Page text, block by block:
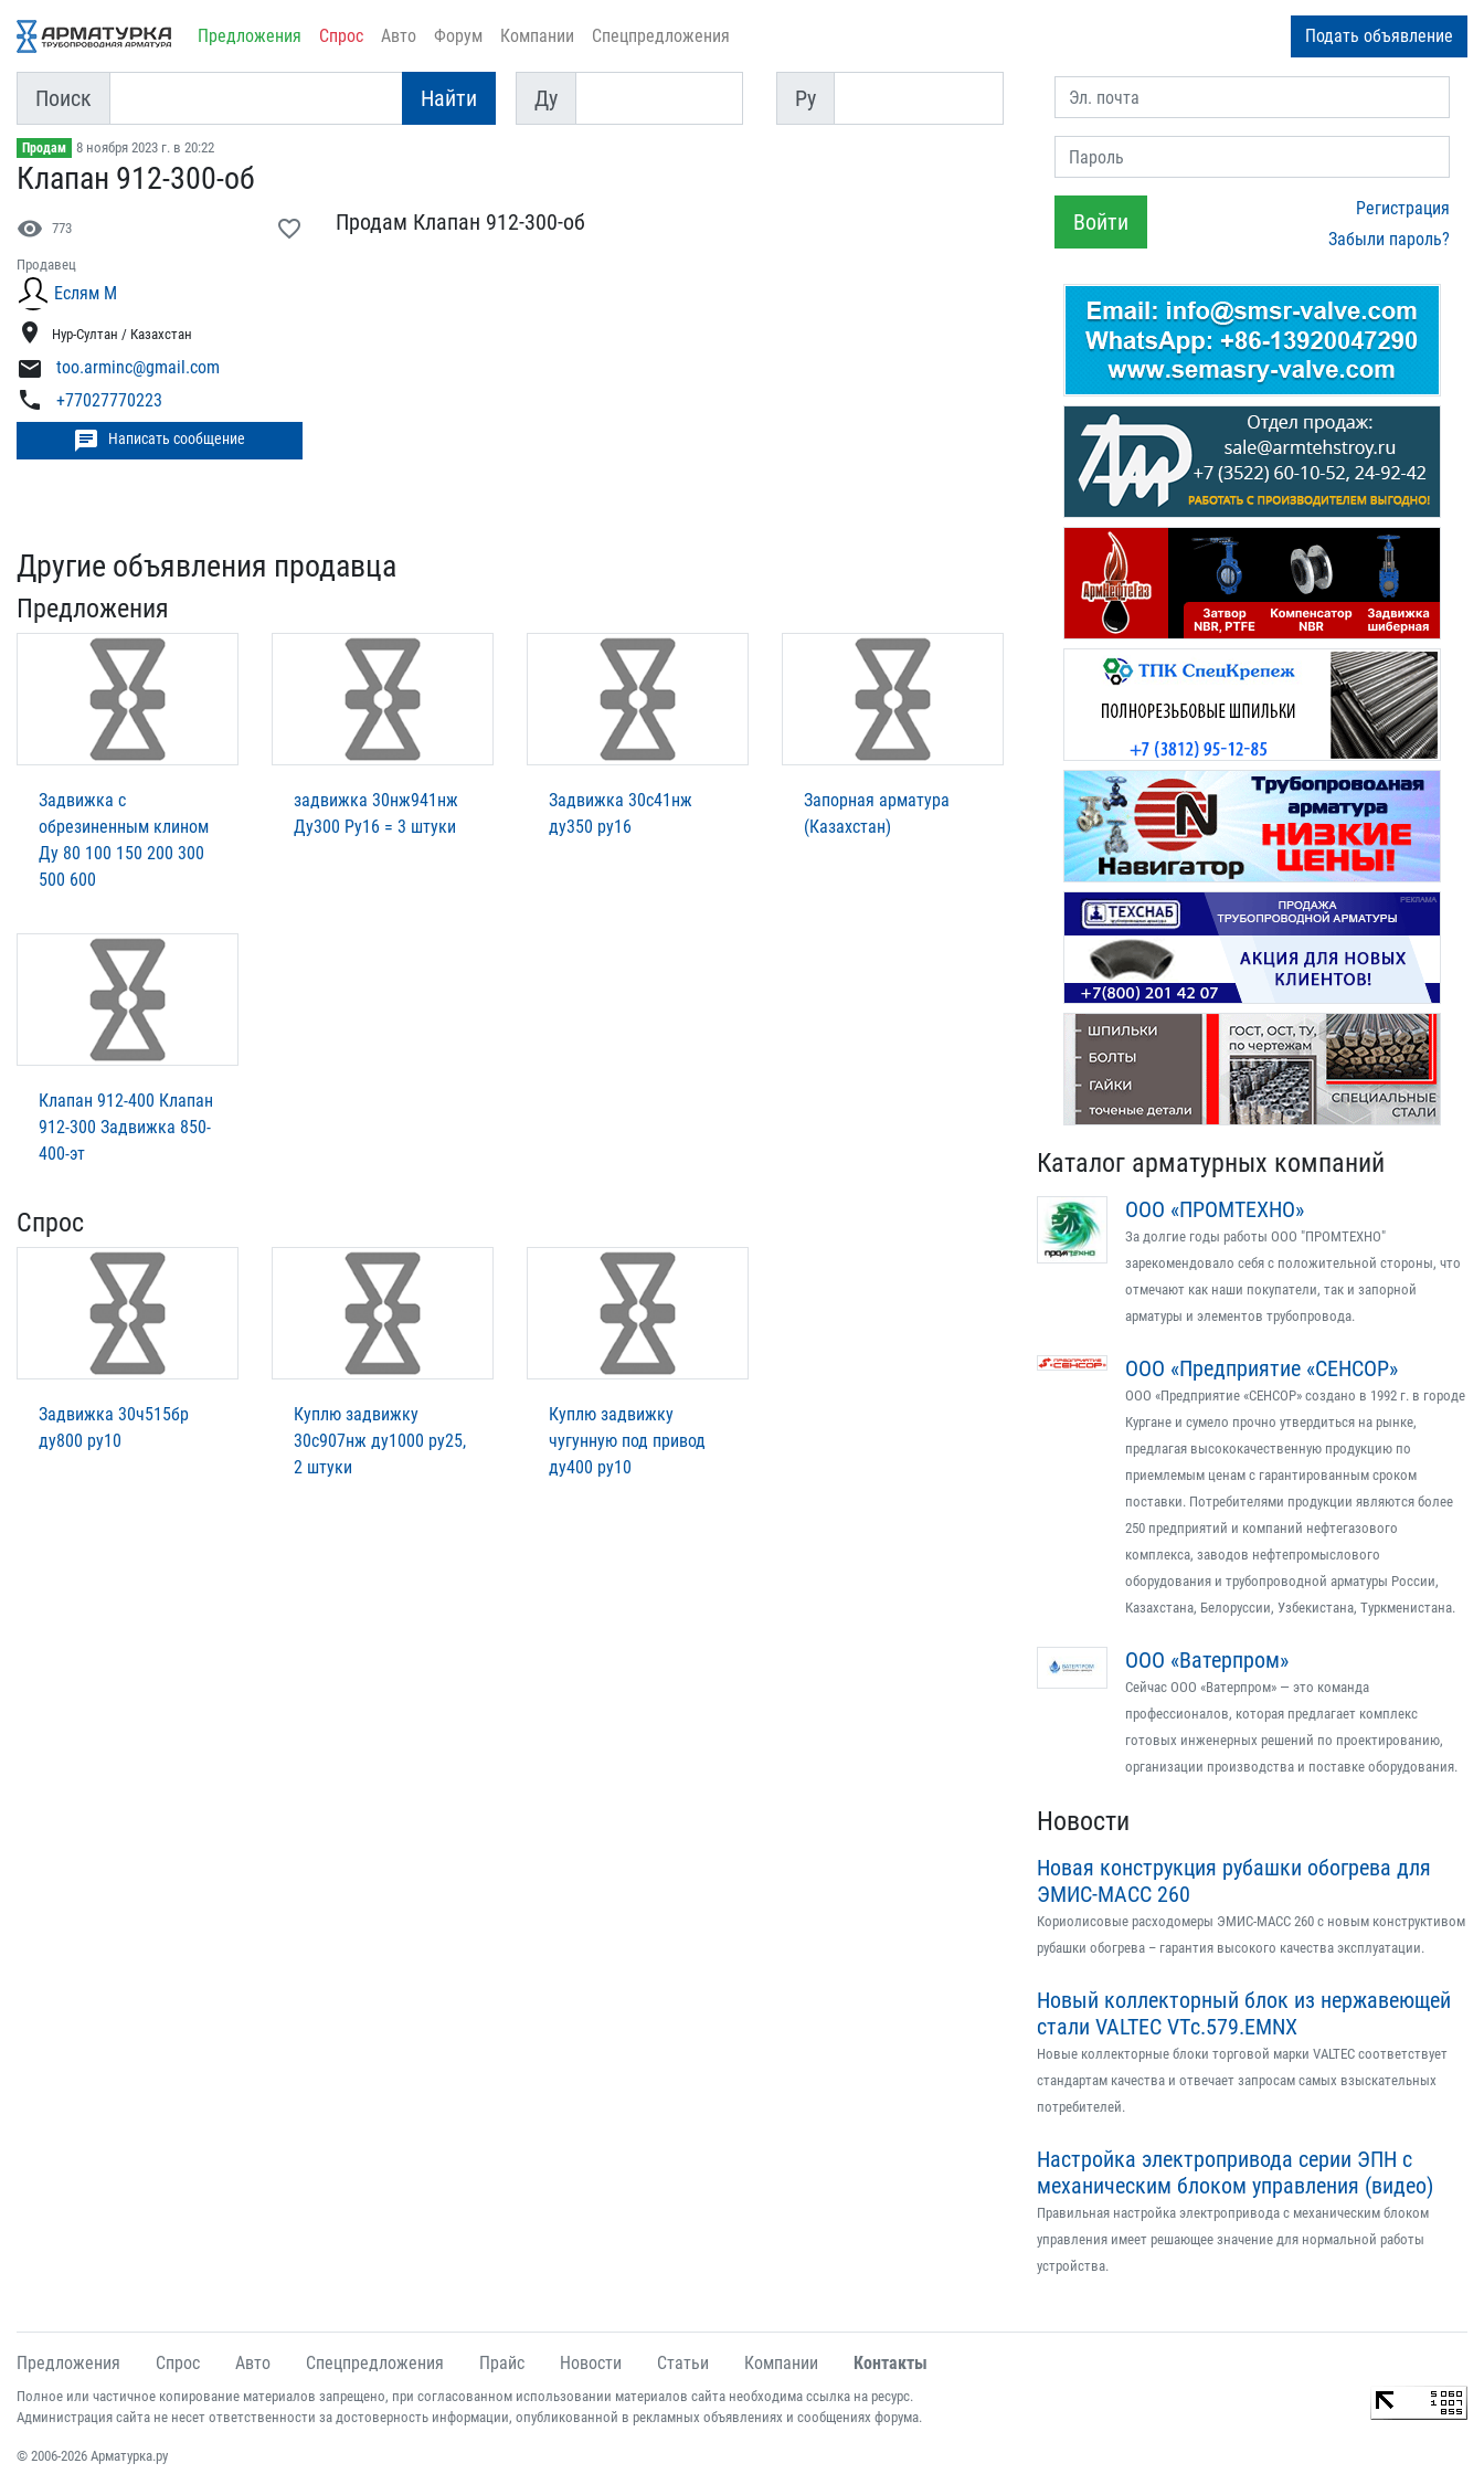
Предложения Спрос Авто Форум Компании Спецпредложения Подать объявление
Поиск Найти
Ду
Ду
Py
Py
Продам 8 ноября 2023 г. в 20:22
Клапан 912-300-об
visibility 773 favorite_border
Продавец
Еслям М
location_on Нур-Султан / Казахстан
mail too.arminc@gmail.com
phone +77027770223
chat Написать сообщение
Продам Клапан 912-300-об
Другие объявления продавца
Предложения
Задвижка с
обрезиненным клином
Ду 80 100 150 200 300
500 600
задвижка 30нж941нж
Ду300 Ру16 = 3 штуки
Задвижка 30с41нж
ду350 ру16
Запорная арматура
(Казахстан)
Клапан 912-400 Клапан
912-300 Задвижка 850-
400-эт
Спрос
Задвижка 30ч515бр
ду800 ру10
Куплю задвижку
30с907нж ду1000 ру25,
2 штуки
Куплю задвижку
чугунную под привод
ду400 ру10
Эл. почта
Пароль
Войти
Регистрация
Забыли пароль?
Каталог арматурных компаний
ООО «ПРОМТЕХНО»
За долгие годы работы ООО "ПРОМТЕХНО"
зарекомендовало себя с положительной стороны, что
отмечают как наши покупатели, так и запорной
арматуры и элементов трубопровода.
ООО «Предприятие «СЕНСОР»
ООО «Предприятие «СЕНСОР» создано в 1992 г. в городе
Кургане и сумело прочно утвердиться на рынке,
предлагая высококачественную продукцию по
приемлемым ценам с гарантированным сроком
поставки. Потребителями продукции являются более
250 предприятий и компаний нефтегазового
комплекса, заводов нефтепромыслового
оборудования и трубопроводной арматуры России,
Казахстана, Белоруссии, Узбекистана, Туркменистана.
ООО «Ватерпром»
Сейчас ООО «Ватерпром» — это команда
профессионалов, которая предлагает комплекс
готовых инженерных решений по проектированию,
организации производства и поставке оборудования.
Новости
Новая конструкция рубашки обогрева для
ЭМИС-МАСС 260
Кориолисовые расходомеры ЭМИС-МАСС 260 с новым конструктивом
рубашки обогрева – гарантия высокого качества эксплуатации.
Новый коллекторный блок из нержавеющей
стали VALTEC VTс.579.EMNX
Новые коллекторные блоки торговой марки VALTEC соответствует
стандартам качества и отвечает запросам самых взыскательных
потребителей.
Настройка электропривода серии ЭПН с
механическим блоком управления (видео)
Правильная настройка электропривода с механическим блоком
управления имеет решающее значение для нормальной работы
устройства.
Предложения Спрос Авто Спецпредложения Прайс Новости Статьи Компании Контакты
Полное или частичное копирование материалов запрещено, при согласованном использовании материалов сайта необходима ссылка на ресурс.
Администрация сайта не несет ответственности за достоверность информации, опубликованной в рекламных объявлениях и сообщениях форума.
© 2006-2026 Арматурка.ру